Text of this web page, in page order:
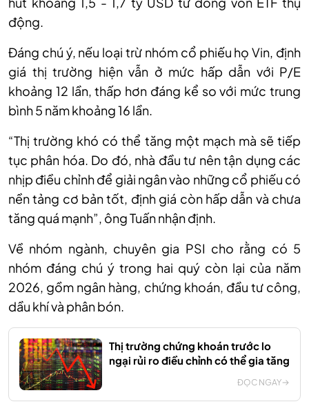
động.
Đáng chú ý, nếu loại trừ nhóm cổ phiếu họVin, định
giá thị trường hiện vẫn ở mức hấp dẫn với P/E
khoảng 12 lần, thấp hơn đáng kể so với mức trung
bình 5 năm khoảng 16 lần.
“Thị trường khó có thể tăng một mạch mà sẽ tiếp
tục phân hóa. Do đó, nhà đầu tư nên tận dụng các
nhịp điều chỉnh để giải ngân vào những cổ phiếu có
nền tảng cơ bản tốt, định giá còn hấp dẫn và chưa
tăng quá mạnh”, ông Tuấn nhận định.
Về nhóm ngành, chuyên gia PSI cho rằng có 5
nhóm đáng chú ý trong hai quý còn lại của năm
2026, gồm ngân hàng, chứng khoán, đầu tư công,
dầu khí và phân bón.
Thị trường chứng khoán trước lo
ngại rủi ro điều chỉnh có thể gia tăng
ĐỌC NGAY